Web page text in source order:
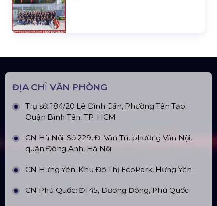
ĐỊA CHỈ VĂN PHÒNG
Trụ sở: 184/20 Lê Đình Cẩn, Phường Tân Tạo,
Quận Bình Tân, TP. HCM
CN Hà Nội: Số 229, Đ. Vân Trì, phường Vân Nội,
quận Đông Anh, Hà Nội
CN Hưng Yên: Khu Đô Thị EcoPark, Hưng Yên
CN Phú Quốc: ĐT45, Dương Đông, Phú Quốc